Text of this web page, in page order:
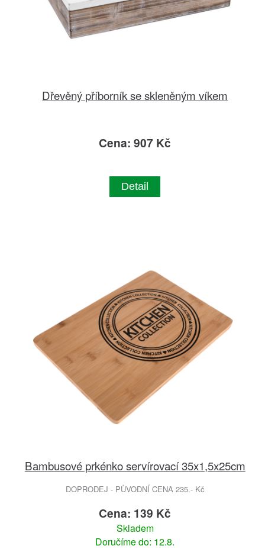
Dřevěný příborník se skleněným víkem
Cena: 907 Kč
Detail
Bambusové prkénko servírovací 35x1,5x25cm
DOPRODEJ - PŮVODNÍ CENA 235.- Kč
Cena: 139 Kč
Skladem
Doručíme do: 12.8.